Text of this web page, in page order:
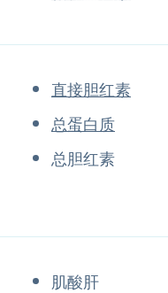
直接胆红素
总蛋白质
总胆红素
肌酸肝